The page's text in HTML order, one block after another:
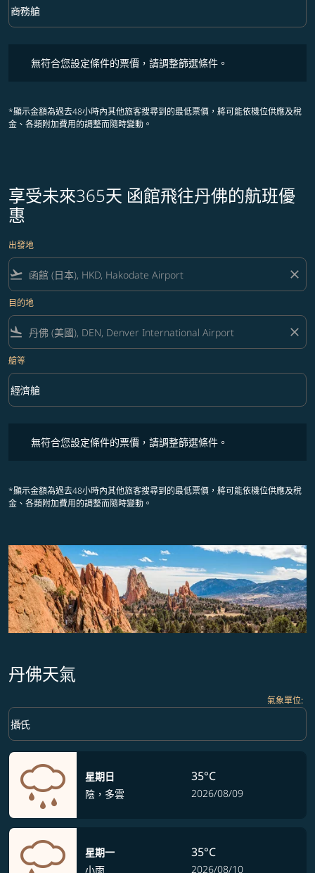
艙等 option 商務艙 Selected
商務艙
keyboard_arrow_down
無符合您設定條件的票價，請調整篩選條件。
*顯示金額為過去48小時內其他旅客搜尋到的最低票價，將可能依機位供應及稅
金、各類附加費用的調整而隨時變動。
享受未來365天 函館飛往丹佛的航班優
惠
出發地
flight_takeoff close
目的地
flight_land close
艙等
艙等 option 經濟艙 Selected
經濟艙
keyboard_arrow_down
無符合您設定條件的票價，請調整篩選條件。
*顯示金額為過去48小時內其他旅客搜尋到的最低票價，將可能依機位供應及稅
金、各類附加費用的調整而隨時變動。
丹佛天氣
氣象單位:
Weather unit option 攝氏 Selected
攝氏
keyboard_arrow_down
星期日
陰，多雲
35°C
2026/08/09
星期一
小雨
35°C
2026/08/10